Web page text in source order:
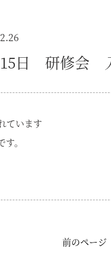
15日 研修会
ています
。
前のページ